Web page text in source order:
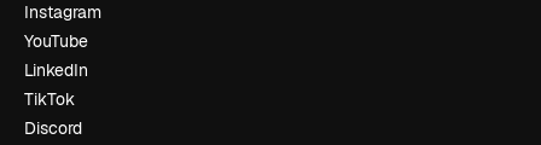
Instagram
YouTube
LinkedIn
TikTok
Discord